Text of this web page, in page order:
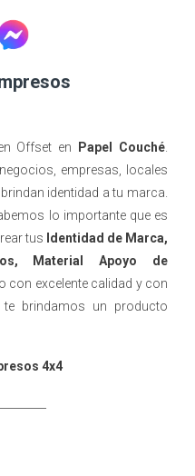
Offset en Papel Couché
empresas, locales
identidad a tu marca.
lo importante que es
tus Identidad de Marca,
Material Apoyo de
con excelente calidad y con
brindamos un producto
4x4